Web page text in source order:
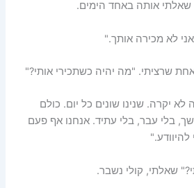
אותה באחד הימים.
לא מכירה אותך."
שרציתי. "מה יהיה כשתכירי אותי?"
לא יקרה. שנינו שונים כל יום. כולם
בלי עבר, בלי עתיד. אנחנו אף פעם
שאלתי, קולי נשבר.